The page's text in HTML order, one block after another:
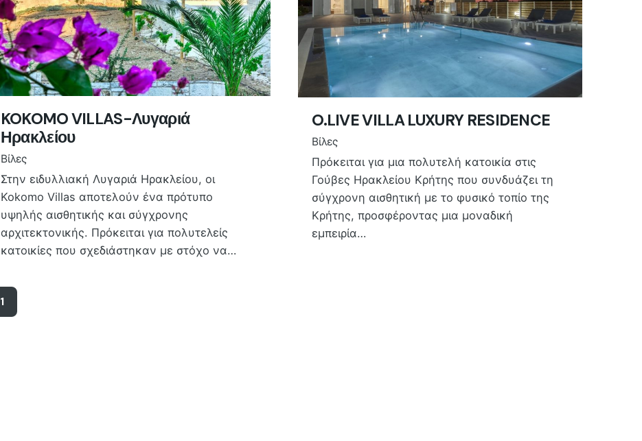
KOKOMO VILLAS-Λυγαριά
Ηρακλείου
Βίλες
Στην ειδυλλιακή Λυγαριά Ηρακλείου, οι
Kokomo Villas αποτελούν ένα πρότυπο
υψηλής αισθητικής και σύγχρονης
αρχιτεκτονικής. Πρόκειται για πολυτελείς
κατοικίες που σχεδιάστηκαν με στόχο να…
O.LIVE VILLA LUXURY RESIDENCE
Βίλες
Πρόκειται για μια πολυτελή κατοικία στις
Γούβες Ηρακλείου Κρήτης που συνδυάζει τη
σύγχρονη αισθητική με το φυσικό τοπίο της
Κρήτης, προσφέροντας μια μοναδική
εμπειρία…
1